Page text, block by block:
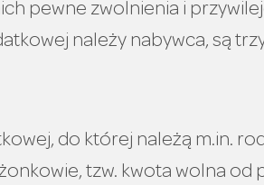
pewne zwolnienia i
należy nabywca, są
do której należą m.in.
tzw. kwota wolna od